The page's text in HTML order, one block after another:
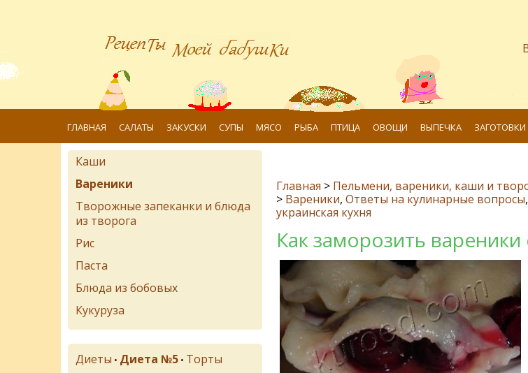
ГЛАВНАЯ САЛАТЫ ЗАКУСКИ СУПЫ МЯСО РЫБА ПТИЦА ОВОЩИ ВЫПЕЧКА ЗАГОТОВКИ
Главная > Пельмени, вареники, каши и
> Вареники, Ответы на кулинарные вопросы,
украинская кухня
Как заморозить
Каши
Вареники
Творожные запеканки и блюда
из творога
Рис
Паста
Блюда из бобовых
Кукуруза
Диеты • Диета №5 • Торты